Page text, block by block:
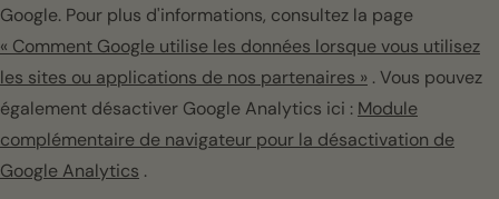
Google. Pour plus d'informations, consultez la page
« Comment Google utilise les données lorsque vous utilisez
les sites ou applications de nos partenaires » . Vous pouvez
également désactiver Google Analytics ici : Module
complémentaire de navigateur pour la désactivation de
Google Analytics .